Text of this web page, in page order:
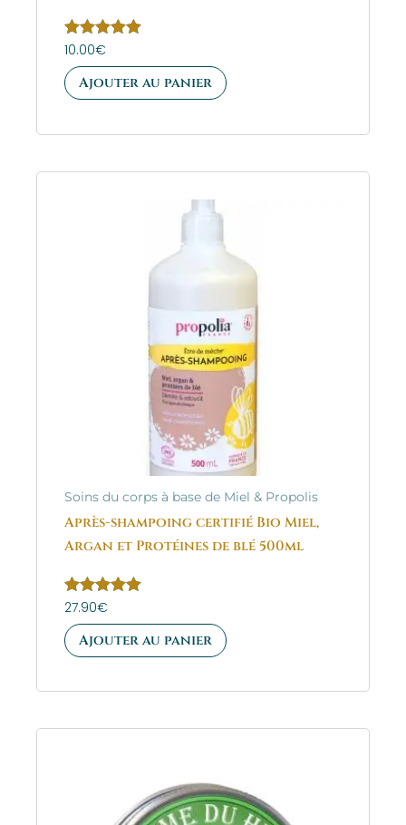
Note
5.00
sur 5
10.00€
Ajouter au panier
Soins du corps à base de Miel & Propolis
Après-shampoing certifié Bio Miel,
Argan et Protéines de blé 500ml
Note
sur 5
27.90€
Ajouter au panier